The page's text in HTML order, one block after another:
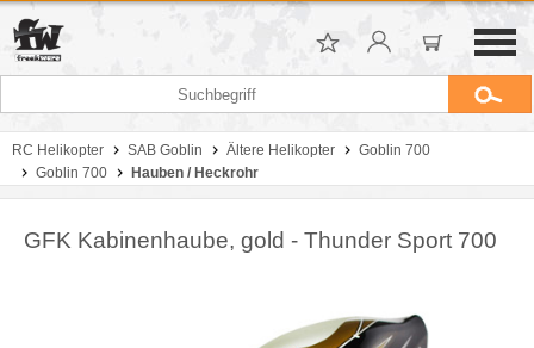
RC Helikopter SAB Goblin Ältere Helikopter
Goblin 700
Goblin 700
Hauben / Heckrohr
GFK Kabinenhaube, gold - Thunder Sport 700